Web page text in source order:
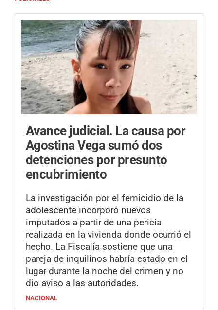
Avance judicial. La causa por
Agostina Vega sumó dos
detenciones por presunto
encubrimiento
La investigación por el femicidio de la
adolescente incorporó nuevos
imputados a partir de una pericia
realizada en la vivienda donde ocurrió el
hecho. La Fiscalía sostiene que una
pareja de inquilinos habría estado en el
lugar durante la noche del crimen y no
dio aviso a las autoridades.
NACIONAL